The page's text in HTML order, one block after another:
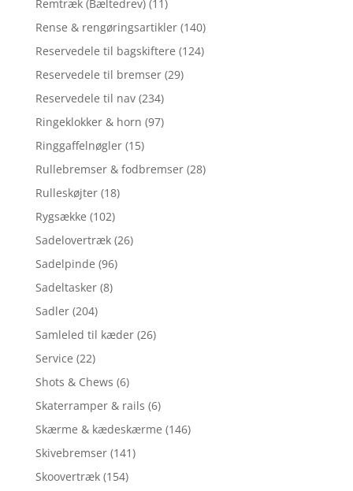
Remtræk (Bæltedrev) (11)
Rense & rengøringsartikler (140)
Reservedele til bagskiftere (124)
Reservedele til bremser (29)
Reservedele til nav (234)
Ringeklokker & horn (97)
Ringgaffelnøgler (15)
Rullebremser & fodbremser (28)
Rulleskøjter (18)
Rygsække (102)
Sadelovertræk (26)
Sadelpinde (96)
Sadeltasker (8)
Sadler (204)
Samleled til kæder (26)
Service (22)
Shots & Chews (6)
Skaterramper & rails (6)
Skærme & kædeskærme (146)
Skivebremser (141)
Skoovertræk (154)